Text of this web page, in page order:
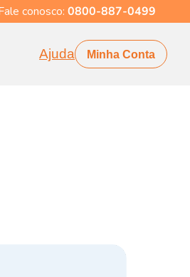
conosco: 0800-887-0499
Ajuda Minha Conta